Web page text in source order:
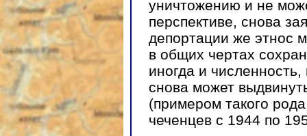
уничтожению и не
перспективе, снова
депортации же этнос
в общих чертах
иногда и
снова может
(примером такого
чеченцев с 1944 по